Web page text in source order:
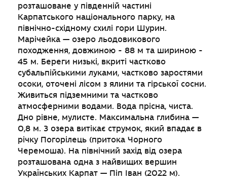
розташоване у південній частині
Карпатського національного парку, на
північно-східному схилі гори Шурин.
Марічейка — озеро льодовикового
походження, довжиною - 88 м та шириною -
45 м. Береги низькі, вкриті частково
субальпійськими луками, частково заростями
осоки, оточені лісом з ялини та гірської сосни.
Живиться підземними та частково
атмосферними водами. Вода прісна, чиста.
Дно рівне, мулисте. Максимальна глибина —
0,8 м. З озера витікає струмок, який впадає в
річку Погорілець (притока Чорного
Черемоша). На північний захід від озера
розташована одна з найвищих вершин
Українських Карпат — Піп Іван (2022 м).